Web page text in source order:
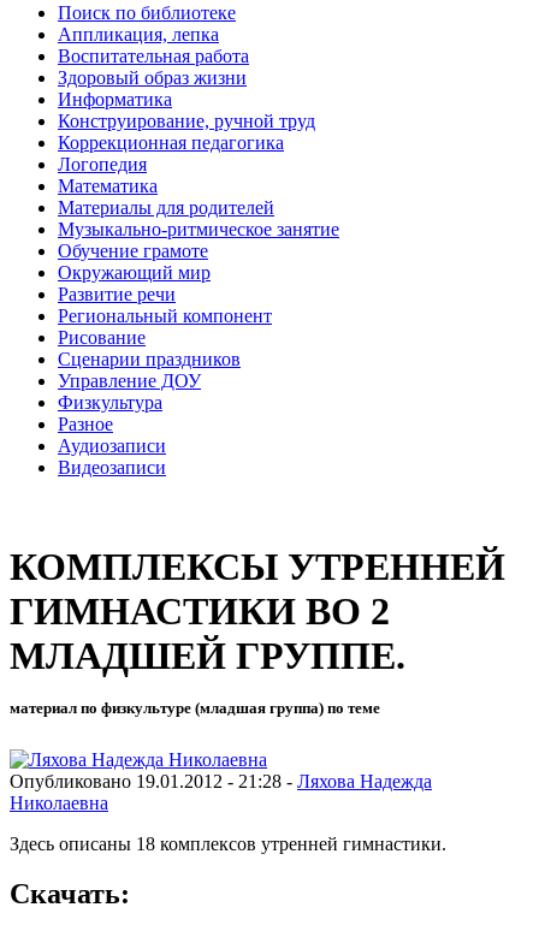
Поиск по библиотеке
Аппликация, лепка
Воспитательная работа
Здоровый образ жизни
Информатика
Конструирование, ручной труд
Коррекционная педагогика
Логопедия
Математика
Материалы для родителей
Музыкально-ритмическое занятие
Обучение грамоте
Окружающий мир
Развитие речи
Региональный компонент
Рисование
Сценарии праздников
Управление ДОУ
Физкультура
Разное
Аудиозаписи
Видеозаписи
КОМПЛЕКСЫ УТРЕННЕЙ
ГИМНАСТИКИ ВО 2
МЛАДШЕЙ ГРУППЕ.
материал по физкультуре (младшая группа) по теме
Опубликовано 19.01.2012 - 21:28 - Ляхова Надежда
Николаевна
Здесь описаны 18 комплексов утренней гимнастики.
Скачать: